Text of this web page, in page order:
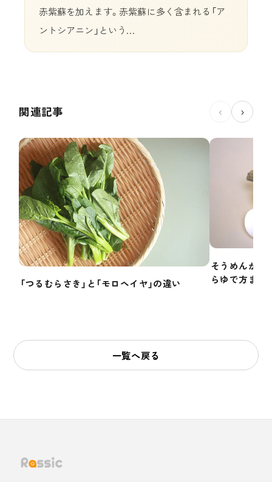
赤紫蘇を加えます。赤紫蘇に多く含まれる「ア
ントシアニン」という…
関連記事 ‹ ›
「つるむらさき」と「モロヘイヤ」の違い
そうめんかぼ
らゆで方まで
一覧へ戻る